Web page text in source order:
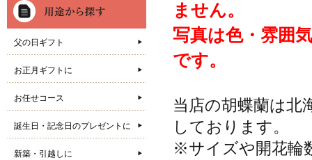
ません。
写真は色・雰囲
です。
当店の胡蝶蘭は北
しております。
※サイズや開花輪
父の日ギフト
お正月ギフトに
お任せコース
誕生日・記念日のプレゼントに
新築・引越しに